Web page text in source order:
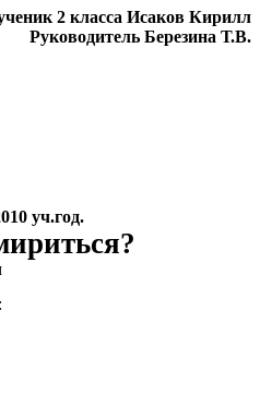
2 класса Исаков Кирилл
Руководитель Березина Т.В.
уч.год.